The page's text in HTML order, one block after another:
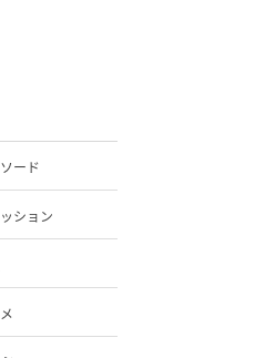
ード
ション